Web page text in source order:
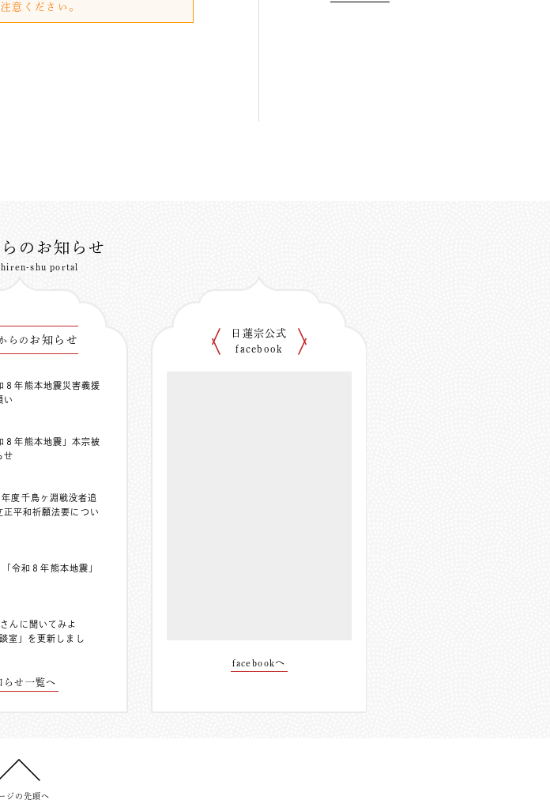
意ください。
のお知らせ
shu portal
らの お知らせ
８年熊本地震災害義援
い
８年熊本地震」本宗被
せ
度千鳥ヶ淵戦没者追
正平和祈願法要につい
「令和８年熊本地震」
んに聞いてみよ
室」を更新しまし
らせ一覧へ
日蓮宗公式
facebook
facebookへ
ジの先頭へ